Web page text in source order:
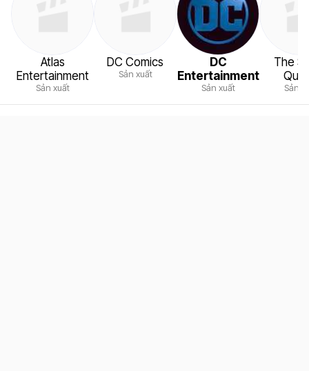
Atlas
Entertainment
Sản xuất
DC Comics
Sản xuất
DC
Entertainment
Sản xuất
The
Sản